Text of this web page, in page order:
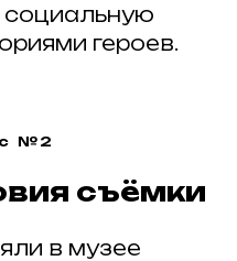
социальную
героев.
№2
съёмки
в музее